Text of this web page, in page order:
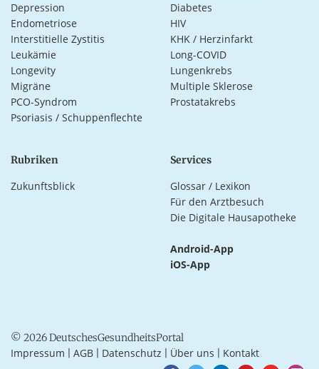
Depression
Diabetes
Endometriose
HIV
Interstitielle Zystitis
KHK / Herzinfarkt
Leukämie
Long-COVID
Longevity
Lungenkrebs
Migräne
Multiple Sklerose
PCO-Syndrom
Prostatakrebs
Psoriasis / Schuppenflechte
Rubriken
Zukunftsblick
Services
Glossar / Lexikon
Für den Arztbesuch
Die Digitale Hausapotheke
Android-App
iOS-App
© 2026 DeutschesGesundheitsPortal
Impressum AGB Datenschutz Über uns Kontakt